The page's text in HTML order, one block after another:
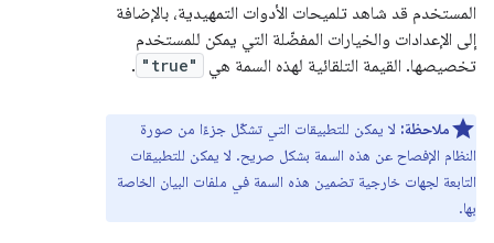
المستخدم قد شاهد تلميحات الأدوات التمهيدية، بالإضافة
إلى الإعدادات والخيارات المفضّلة التي يمكن للمستخدم
تخصيصها. القيمة التلقائية لهذه السمة هي
"true"
.
ملاحظة: لا يمكن للتطبيقات التي تشكّل جزءًا من صورة
النظام الإفصاح عن هذه السمة بشكل صريح. لا يمكن للتطبيقات
التابعة لجهات خارجية تضمين هذه السمة في ملفات البيان الخاصة
بها.